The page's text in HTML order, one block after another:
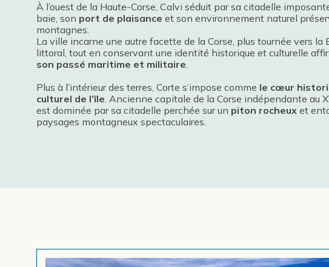
À l’ouest de la Haute-Corse, Calvi séduit par sa citadelle
baie, son port de plaisance et son environnement naturel
montagnes.
La ville incarne une autre facette de la Corse, plus tournée vers la
littoral, tout en conservant une identité historique et culturelle
son passé maritime et militaire.
Plus à l’intérieur des terres, Corte s’impose comme le cœur
culturel de l’île. Ancienne capitale de la Corse indépendante au
est dominée par sa citadelle perchée sur un piton rocheux et
paysages montagneux spectaculaires.